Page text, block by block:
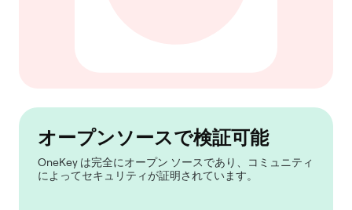
オープンソースで検証可能
OneKey は完全にオープン ソースであり、コミュニティ
によってセキュリティが証明されています。